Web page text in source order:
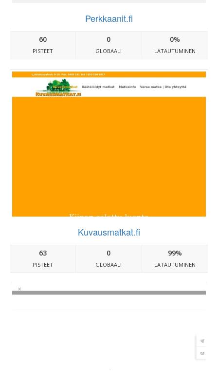
Perkkaanit.fi
60
PISTEET
0
GLOBAALI
0%
LATAUTUMINEN
Kuvausmatkat.fi
63
PISTEET
0
GLOBAALI
99%
LATAUTUMINEN